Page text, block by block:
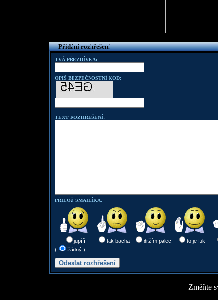
Přidání rozhřešení
TVÁ PŘEZDÍVKA:
OPIŠ BEZPEČNOSTNÍ KOD:
TEXT ROZHŘEŠENÍ:
PŘILOŽ SMAILÍKA:
jupííí tak bacha držím palec
to je fuk
(
žádný )
Změňte